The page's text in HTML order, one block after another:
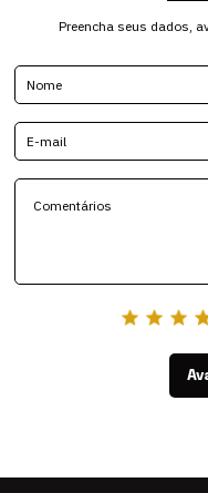
Preencha seus dados,